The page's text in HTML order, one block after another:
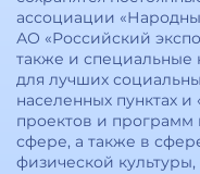
ассоциации
АО «Российский
также и
для лучших
населенных пунктах
проектов и программ
сфере, а также в
физической